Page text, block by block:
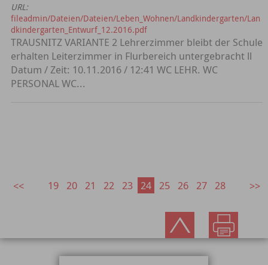
URL:
fileadmin/Dateien/Dateien/Leben_Wohnen/Landkindergarten/Lan
dkindergarten_Entwurf_12.2016.pdf
TRAUSNITZ VARIANTE 2 Lehrerzimmer bleibt der Schule
erhalten Leiterzimmer in Flurbereich untergebracht ll
Datum / Zeit: 10.11.2016 / 12:41 WC LEHR. WC
PERSONAL WC...
19 20 21 22 23 24 25 26 27 28